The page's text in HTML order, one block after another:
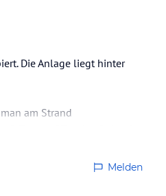
Die Anlage liegt hinter
am Strand
Melden